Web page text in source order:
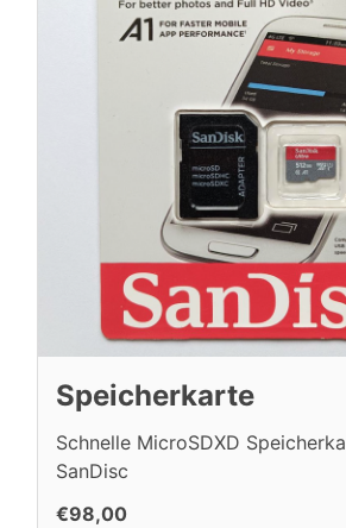
Speicherkarte
Schnelle MicroSDXD
SanDisc
€98,00